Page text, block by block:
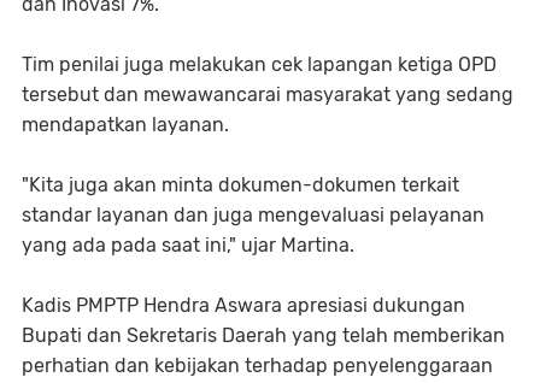
Tim penilai juga melakukan cek lapangan ketiga OPD
tersebut dan mewawancarai masyarakat yang sedang
mendapatkan layanan.
"Kita juga akan minta dokumen-dokumen terkait
standar layanan dan juga mengevaluasi pelayanan
yang ada pada saat ini," ujar Martina.
Kadis PMPTP Hendra Aswara apresiasi dukungan
Bupati dan Sekretaris Daerah yang telah memberikan
perhatian dan kebijakan terhadap penyelenggaraan